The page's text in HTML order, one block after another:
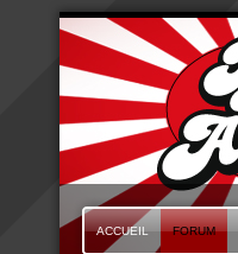
ACCUEIL FORUM